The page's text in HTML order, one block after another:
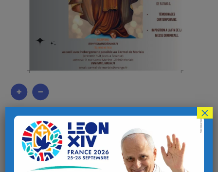
Notre-Dame du Mont-Carmel, le week-end des 5 et 6 juillet
2025. Celle-ci sera présidée par le frère Cyril, OCD. Le week-
end proposera des temps d’enseignement, des témoignages,
une préparation spirituelle, impositions des scapulaires au
cours d’une Eucharistie.
×